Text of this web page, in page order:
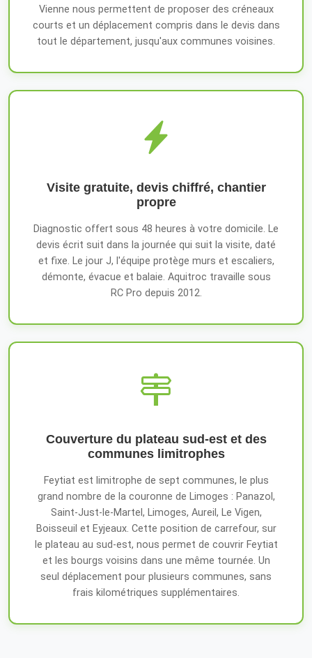
Vienne nous permettent de proposer des créneaux
courts et un déplacement compris dans le devis dans
tout le département, jusqu'aux communes voisines.
Visite gratuite, devis chiffré, chantier
propre
Diagnostic offert sous 48 heures à votre domicile. Le
devis écrit suit dans la journée qui suit la visite, daté
et fixe. Le jour J, l'équipe protège murs et escaliers,
démonte, évacue et balaie. Aquitroc travaille sous
RC Pro depuis 2012.
Couverture du plateau sud-est et des
communes limitrophes
Feytiat est limitrophe de sept communes, le plus
grand nombre de la couronne de Limoges : Panazol,
Saint-Just-le-Martel, Limoges, Aureil, Le Vigen,
Boisseuil et Eyjeaux. Cette position de carrefour, sur
le plateau au sud-est, nous permet de couvrir Feytiat
et les bourgs voisins dans une même tournée. Un
seul déplacement pour plusieurs communes, sans
frais kilométriques supplémentaires.